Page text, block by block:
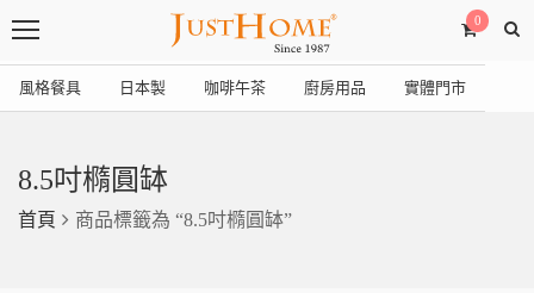
0
風格餐具 日本製 咖啡午茶 廚房用品 實體門市
8.5吋橢圓缽
首頁 商品標籤為 “8.5吋橢圓缽”